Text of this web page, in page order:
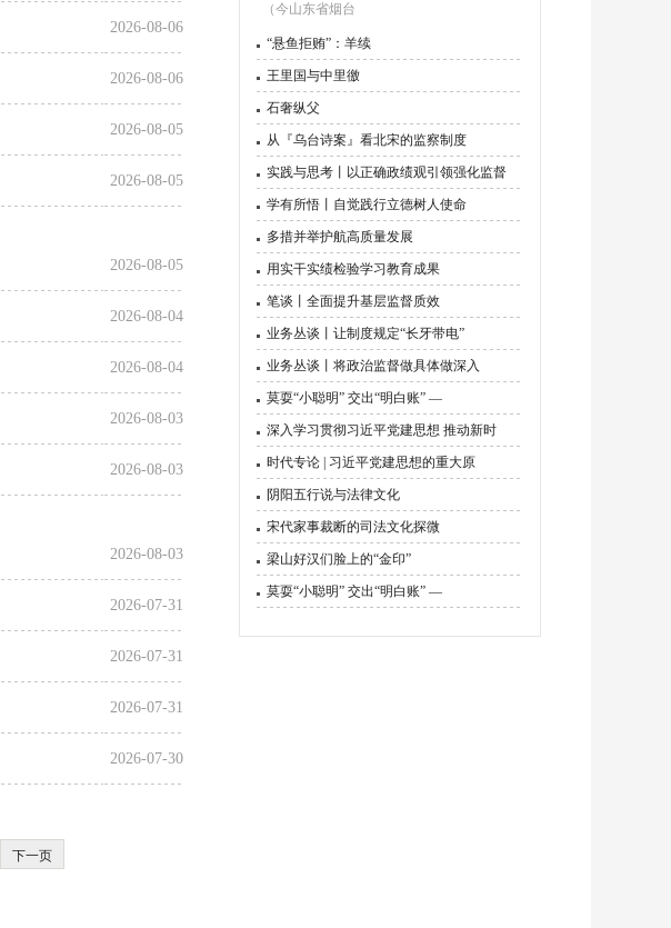
2026-08-06
2026-08-06
2026-08-05
2026-08-05
2026-08-05
2026-08-04
2026-08-04
2026-08-03
2026-08-03
2026-08-03
2026-07-31
2026-07-31
2026-07-31
2026-07-30
下一页
（今山东省烟台
“悬鱼拒贿”：羊续
王里国与中里徼
石奢纵父
从『乌台诗案』看北宋的监察制度
实践与思考丨以正确政绩观引领强化监督
学有所悟丨自觉践行立德树人使命
多措并举护航高质量发展
用实干实绩检验学习教育成果
笔谈丨全面提升基层监督质效
业务丛谈丨让制度规定“长牙带电”
业务丛谈丨将政治监督做具体做深入
莫耍“小聪明” 交出“明白账” —
深入学习贯彻习近平党建思想 推动新时
时代专论 | 习近平党建思想的重大原
阴阳五行说与法律文化
宋代家事裁断的司法文化探微
梁山好汉们脸上的“金印”
莫耍“小聪明” 交出“明白账” —